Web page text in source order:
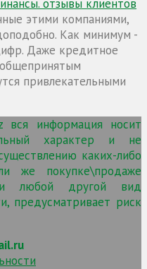
отзывы клиентов
этими компаниями,
Как минимум -
Даже кредитное
привлекательными
вся информация носит
характер и не
каких-либо
же покупке\продаже
любой другой вид
предусматривает риск